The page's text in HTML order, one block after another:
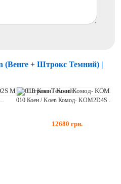
(Венге + Штрокс Темний) |
12680 грн.